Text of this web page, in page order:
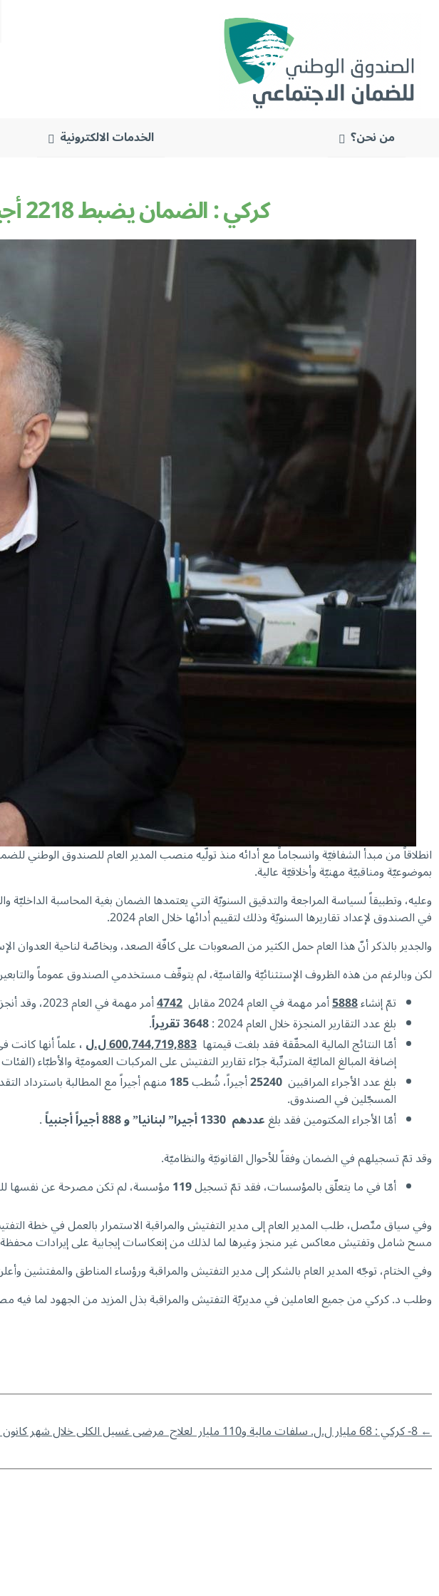
من نحن؟ الخدمات الالكترونية
كركي : الضمان يضبط 2218 أجيراً مكتوماً ووهميًّا ويحقّق 600 مليار ل.ل
انطلاقاً من مبدأ الشفافيّة وانسجاماً مع أدائه منذ تولّيه منصب المدير العام للصندوق الوطني
بموضوعيّة ومناقبيّة مهنيّة وأخلاقيّة عالية.
وعليه، وتطبيقاً لسياسة المراجعة والتدقيق السنويّة التي يعتمدها الضمان بغية المحاسبة
في الصندوق لإعداد تقاريرها السنويّة وذلك لتقييم أدائها خلال العام 2024.
والجدير بالذكر أنّ هذا العام حمل الكثير من الصعوبات على كافّة الصعد، وبخاصّة لناحية العدوان
لكن وبالرغم من هذه الظروف الإستثنائيّة والقاسيّة، لم يتوقّف مستخدمي الصندوق عموماً والتابعين لمديريّة
تمّ إنشاء5888أمر مهمة في العام 2024 مقابل 4742أمر مهمة في العام 2023، وقد أنجز حوالي 61% منها.
بلغ عدد التقارير المنجزة خلال العام 2024 :
3648 تقريراً
.
أمّا النتائج المالية المحقّقة فقد بلغت قيمتها 600,744,719,883 ل.ل ،علماً أنها كانت في
إضافة المبالغ الماليّة المترتّبة جرّاء تقارير التفتيش على المركبات العموميّة والأطبّاء
بلغ عدد الأجراء المراقبين 25240أجيراً، شُطب185
المسجّلين في الصندوق.
أمّا الأجراء المكتومين فقد بلغعددهم 1330 أجيرا” لبنانيا” و 888 أجيراً أجنبياً
.
وقد تمّ تسجيلهم في الضمان وفقاً للأحوال القانونيّة والنظاميّة.
أمّا في ما يتعلّق بالمؤسسات، فقد تمّ تسجيل119مؤسسة، لم تكن مصرحة عن نفسها
وفي سياق متّصل، طلب المدير العام إلى مدير التفتيش والمراقبة الاستمرار بالعمل في خطة
مسح شامل وتفتيش معاكس غير منجز وغيرها لما لذلك من إنعكاسات إيجابية على إيرادات محفظة
وفي الختام، توجّه المدير العام بالشكر إلى مدير التفتيش والمراقبة ورؤساء المناطق والمفتشين
وطلب د. كركي من جميع العاملين في مديريّة التفتيش والمراقبة بذل المزيد من الجهود لما فيه
←8- كركي : 68 مليار ل.ل. سلفات مالية و110 مليار لعلاج مرضى غسيل الكلى خلال شهر كانون الثاني 2025